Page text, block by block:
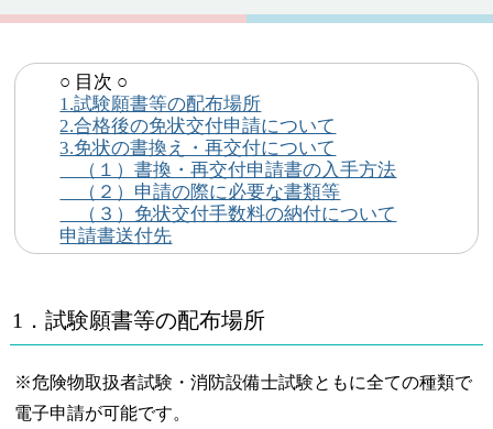
○ 目次 ○
1.試験願書等の配布場所
2.合格後の免状交付申請について
3.免状の書換え・再交付について
（１）書換・再交付申請書の入手方法
（２）申請の際に必要な書類等
（３）免状交付手数料の納付について
申請書送付先
1．試験願書等の配布場所
※危険物取扱者試験・消防設備士試験ともに全ての種類で
電子申請が可能です。